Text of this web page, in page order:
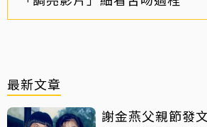
最新文章
謝金燕父親節發